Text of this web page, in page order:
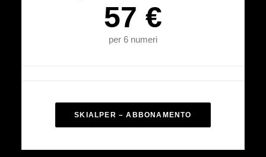
57 €
per 6 numeri
SKIALPER – ABBONAMENTO